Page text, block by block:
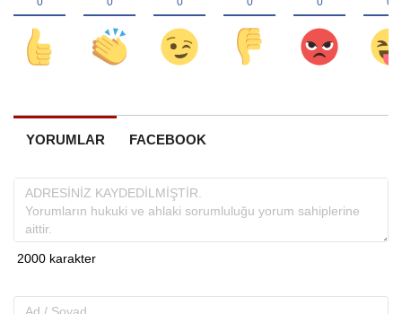
YORUMLAR FACEBOOK